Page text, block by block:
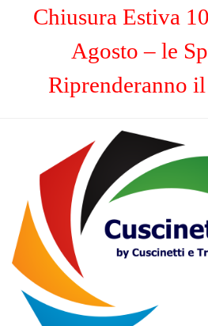
Chiusura Estiva
Agosto – le
Riprenderanno